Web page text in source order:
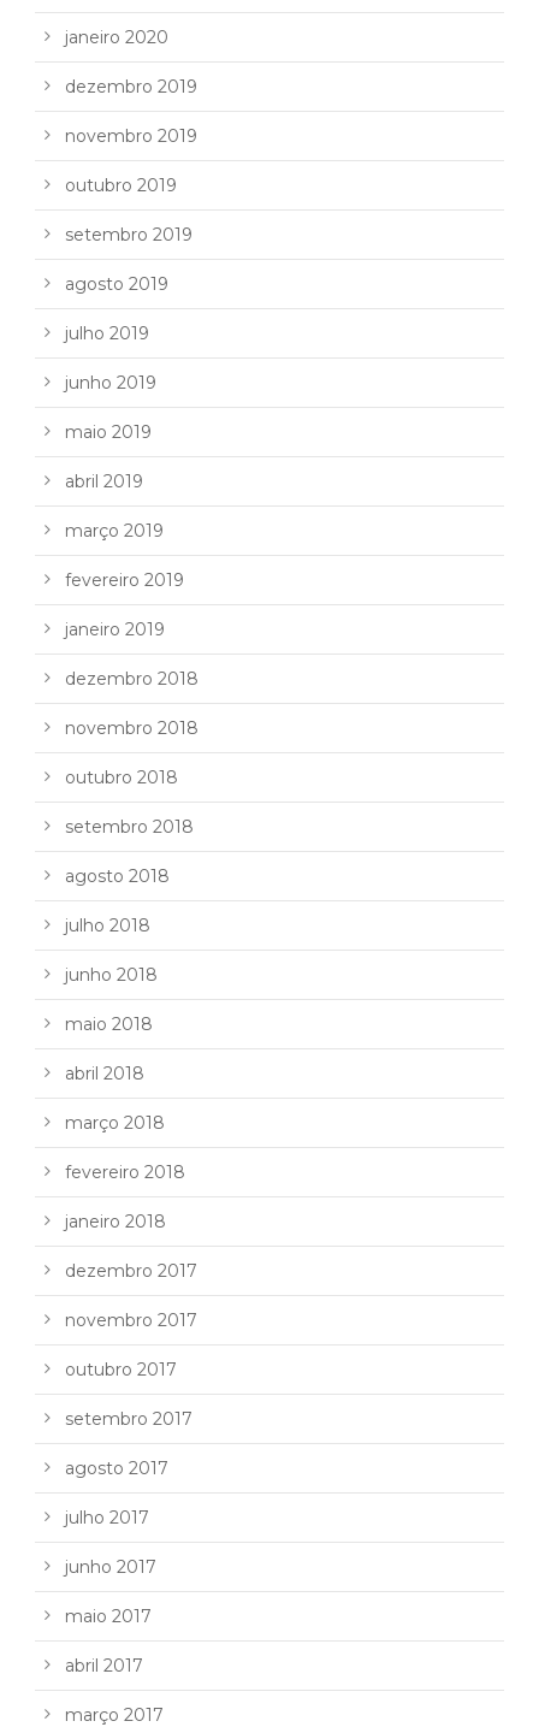
janeiro 2020
dezembro 2019
novembro 2019
outubro 2019
setembro 2019
agosto 2019
julho 2019
junho 2019
maio 2019
abril 2019
março 2019
fevereiro 2019
janeiro 2019
dezembro 2018
novembro 2018
outubro 2018
setembro 2018
agosto 2018
julho 2018
junho 2018
maio 2018
abril 2018
março 2018
fevereiro 2018
janeiro 2018
dezembro 2017
novembro 2017
outubro 2017
setembro 2017
agosto 2017
julho 2017
junho 2017
maio 2017
abril 2017
março 2017